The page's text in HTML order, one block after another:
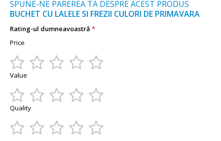
SPUNE-NE PAREREA TA DESPRE ACEST PRODUS
BUCHET CU LALELE SI FREZII CULORI DE PRIMAVARA
Rating-ul dumneavoastră
Price
1
2
3
4
5
Value
1
2
3
4
5
Quality